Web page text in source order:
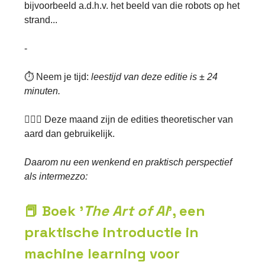
bijvoorbeeld a.d.h.v. het beeld van die robots op het
strand...
-
⏱ Neem je tijd: leestijd van deze editie is ± 24
minuten.
🧖🏾‍♀️ Deze maand zijn de edities theoretischer van
aard dan gebruikelijk.
Daarom nu een wenkend en praktisch perspectief
als intermezzo:
📕 Boek 'The Art of AI', een
praktische introductie in
machine learning voor